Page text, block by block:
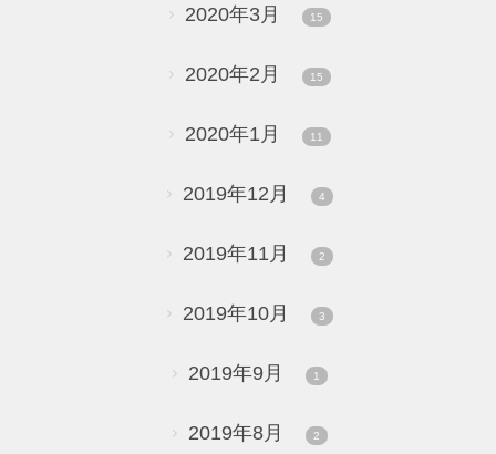
2020年3月 15
2020年2月 15
2020年1月 11
2019年12月 4
2019年11月 2
2019年10月 3
2019年9月 1
2019年8月 2